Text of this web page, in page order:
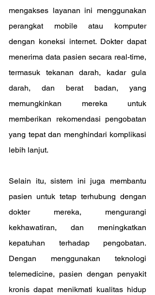
mengakses layanan ini menggunakan
perangkat mobile atau komputer
dengan koneksi internet. Dokter dapat
menerima data pasien secara real-time,
termasuk tekanan darah, kadar gula
darah, dan berat badan, yang
memungkinkan mereka untuk
memberikan rekomendasi pengobatan
yang tepat dan menghindari komplikasi
lebih lanjut.
Selain itu, sistem ini juga membantu
pasien untuk tetap terhubung dengan
dokter mereka, mengurangi
kekhawatiran, dan meningkatkan
kepatuhan terhadap pengobatan.
Dengan menggunakan teknologi
telemedicine, pasien dengan penyakit
kronis dapat menikmati kualitas hidup